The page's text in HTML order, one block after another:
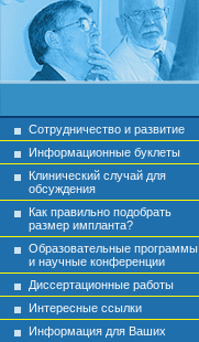
Сотрудничество и развитие
Информационные буклеты
Клинический случай для
обсуждения
Как правильно подобрать
размер импланта?
Образовательные программы
и научные конференции
Диссертационные работы
Интересные ссылки
Информация для Ваших